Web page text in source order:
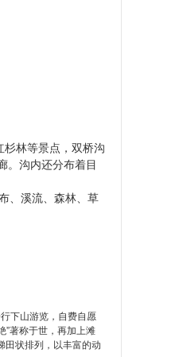
林等景点，双桥沟
。沟内还分布着目
、溪流、森林、草
下山游览，自费自愿
”著称于世，再加上滩
田状排列，以丰富的动